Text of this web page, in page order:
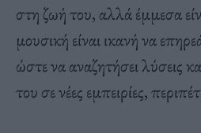
στη ζωή του, αλλά έμμεσα
μουσική είναι ικανή να
ώστε να αναζητήσει λύσεις
του σε νέες εμπειρίες,